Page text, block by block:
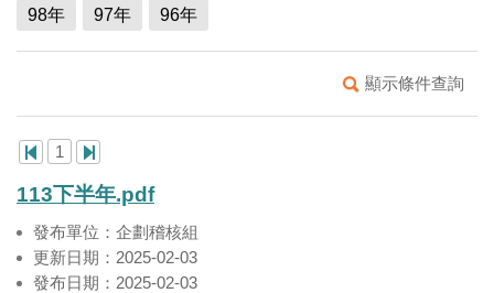
98年 97年 96年
顯示條件查詢
1
113下半年.pdf
發布單位：企劃稽核組
更新日期：2025-02-03
發布日期：2025-02-03